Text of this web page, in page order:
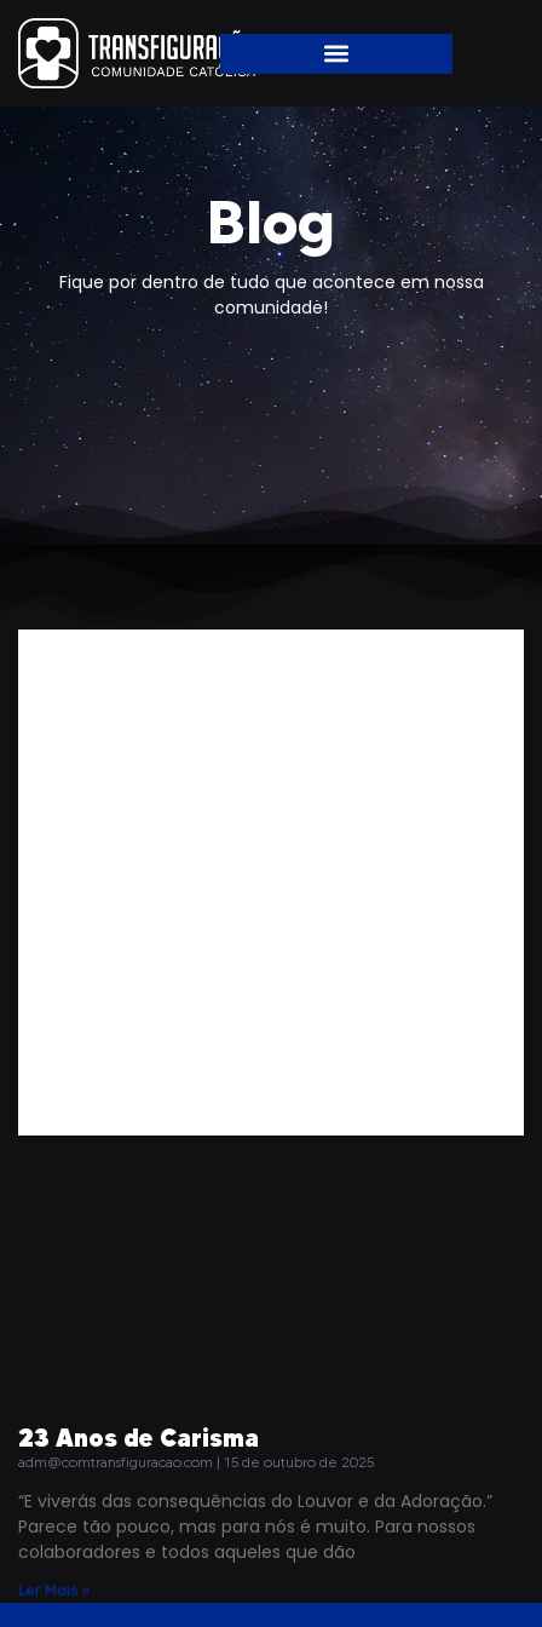
Blog
Fique por dentro de tudo que acontece em nossa
comunidade!
23 Anos de Carisma
adm@comtransfiguracao.com 15 de outubro de 2025
“E viverás das consequências do Louvor e da Adoração.”
Parece tão pouco, mas para nós é muito. Para nossos
colaboradores e todos aqueles que dão
Ler Mais »